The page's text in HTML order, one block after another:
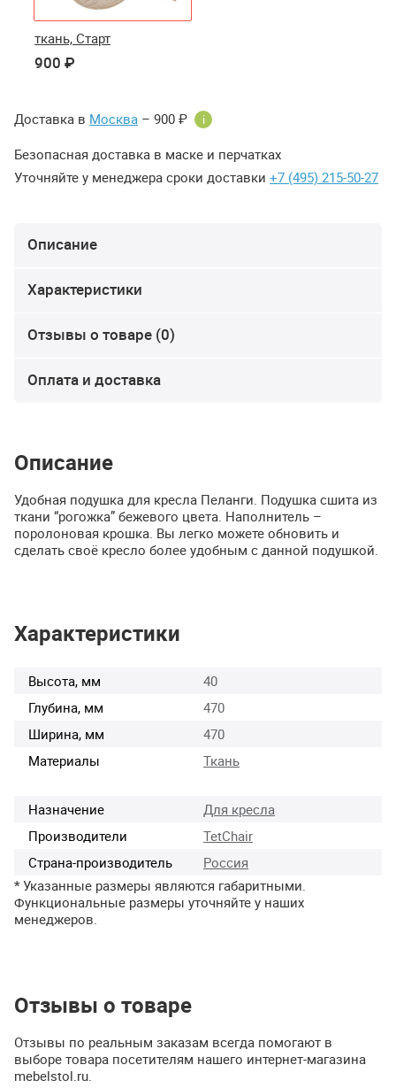
ткань, Старт
900 ₽
Доставка в Москва – 900 ₽ i
Безопасная доставка в маске и перчатках
Уточняйте у менеджера сроки доставки +7 (495) 215-50-27
Описание
Характеристики
Отзывы о товаре (0)
Оплата и доставка
Описание
Удобная подушка для кресла Пеланги. Подушка сшита из
ткани “рогожка” бежевого цвета. Наполнитель –
поролоновая крошка. Вы легко можете обновить и
сделать своё кресло более удобным с данной подушкой.
Характеристики
Высота, мм
40
Глубина, мм
470
Ширина, мм
470
Материалы
Ткань
Назначение
Для кресла
Производители
TetChair
Страна-производитель
Россия
* Указанные размеры являются габаритными.
Функциональные размеры уточняйте у наших
менеджеров.
Отзывы о товаре
Отзывы по реальным заказам всегда помогают в
выборе товара посетителям нашего интернет-магазина
mebelstol.ru.